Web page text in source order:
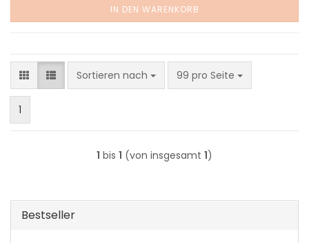
IN DEN WARENKORB
Sortieren nach
Sortieren nach 99 pro Seite
pro Seite
1
1 bis 1 (von insgesamt 1)
Bestseller